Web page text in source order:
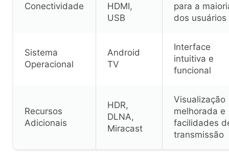
Conectividade
HDMI,
USB
para a
dos usuários
Sistema
Operacional
Android
TV
Interface
intuitiva e
funcional
Recursos
Adicionais
HDR,
DLNA,
Miracast
Visualização
melhorada e
facilidades
transmissão